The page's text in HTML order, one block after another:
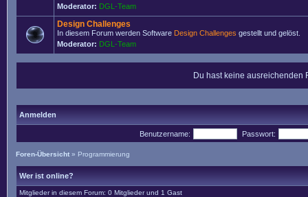
Moderator: DGL-Team
Design Challenges
In diesem Forum werden Software Design Challenges gestellt und gelöst.
Moderator: DGL-Team
Du hast keine ausreichenden
Anmelden
Benutzername: Passwort:
Foren-Übersicht » Programmierung
Wer ist online?
Mitglieder in diesem Forum: 0 Mitglieder und 1 Gast